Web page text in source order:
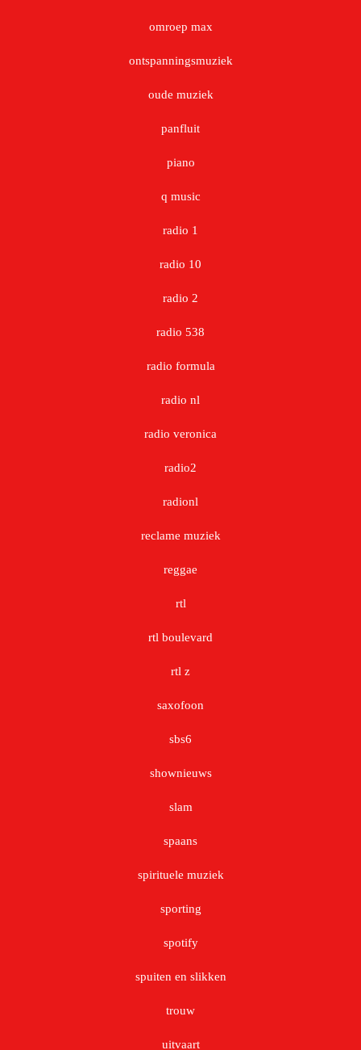
omroep max
ontspanningsmuziek
oude muziek
panfluit
piano
q music
radio 1
radio 10
radio 2
radio 538
radio formula
radio nl
radio veronica
radio2
radionl
reclame muziek
reggae
rtl
rtl boulevard
rtl z
saxofoon
sbs6
shownieuws
slam
spaans
spirituele muziek
sporting
spotify
spuiten en slikken
trouw
uitvaart